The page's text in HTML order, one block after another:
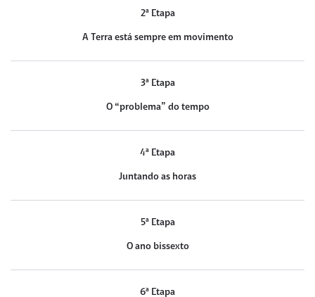
2ª Etapa
A Terra está sempre em movimento
3ª Etapa
O “problema” do tempo
4ª Etapa
Juntando as horas
5ª Etapa
O ano bissexto
6ª Etapa